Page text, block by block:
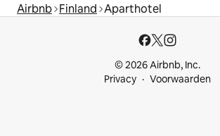
Airbnb Finland Aparthotel
© 2026 Airbnb, Inc.
Privacy
Voorwaarden